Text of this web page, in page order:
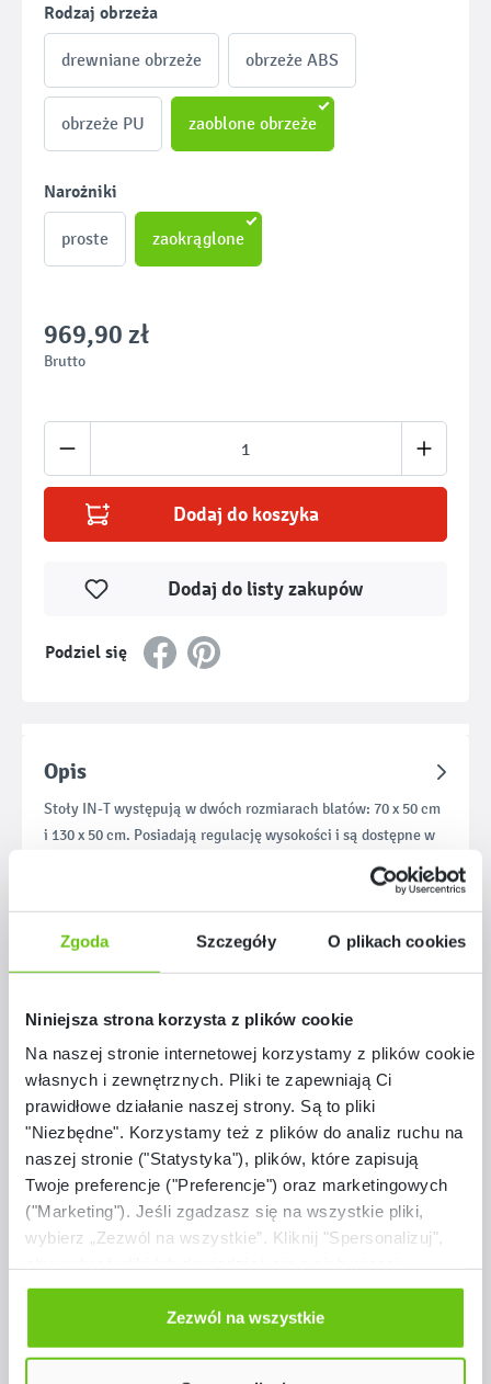
Zgoda Szczegóły O plikach cookies
Niniejsza strona korzysta z plików cookie
Na naszej stronie internetowej korzystamy z plików cookie:
własnych i zewnętrznych. Pliki te zapewniają Ci
prawidłowe działanie naszej strony. Są to pliki
"Niezbędne". Korzystamy też z plików do analiz ruchu na
naszej stronie ("Statystyka"), plików, które zapisują
Twoje preferencje ("Preferencje") oraz marketingowych
("Marketing"). Jeśli zgadzasz się na wszystkie pliki,
wybierz „Zezwól na wszystkie”. Kliknij "Spersonalizuj",
Odmów zgody poprzez przycisk „Odmowa”. Wtedy
użyjemy tylko plików niezbędnych dla naszej strony.
Twój wybór możesz zmienić przez kliknięcie przycisku w
Zezwól na wszystkie
Wybierz
Rodzaj obrzeża
drewniane obrzeże obrzeże ABS
obrzeże PU zaoblone obrzeże
Wybierz
Narożniki
proste zaokrąglone
969,90 zł
Brutto
Ilość produktu: Wprowadź żądaną ilość
Dodaj do koszyka
Podziel się
Dodaj do listy zakupów
Opis
Stoły IN-T występują w dwóch rozmiarach blatów: 70 x 50 cm
i 130 x 50 cm. Posiadają regulację wysokości i są dostępne w
Materiały dla nauczyciela
Pomiń galerię produktów
Polecane